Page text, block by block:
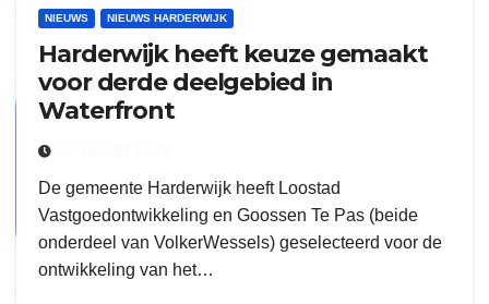
ruitengaparket
NIEUWS NIEUWS HARDERWIJK
Harderwijk heeft keuze gemaakt
voor derde deelgebied in
Waterfront
De gemeente Harderwijk heeft Loostad
Vastgoedontwikkeling en Goossen Te Pas (beide
onderdeel van VolkerWessels) geselecteerd voor de
ontwikkeling van het…